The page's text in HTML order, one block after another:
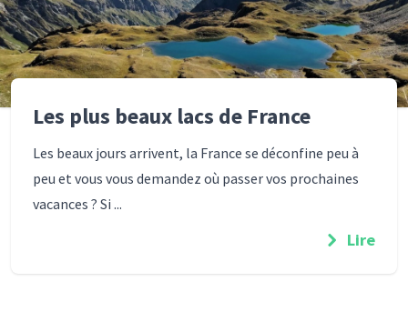
Les plus beaux lacs de France
Les beaux jours arrivent, la France se déconfine peu à
peu et vous vous demandez où passer vos prochaines
vacances ? Si ...
Lire